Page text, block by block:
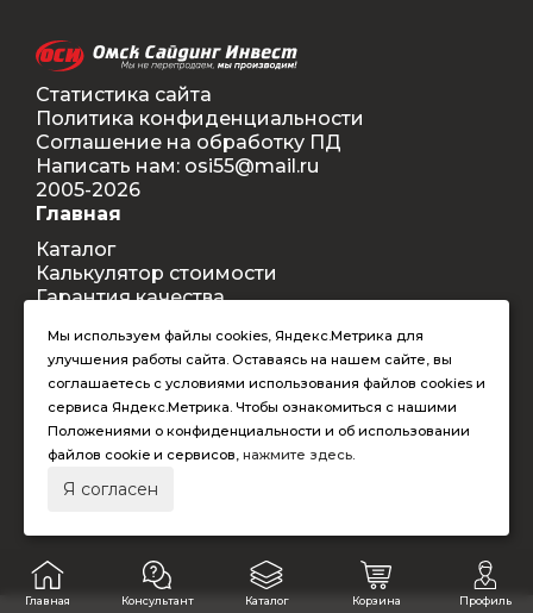
Статистика сайта
Политика конфиденциальности
Соглашение на обработку ПД
Написать нам: osi55@mail.ru
2005-2026
Главная
Каталог
Калькулятор стоимости
Гарантия качества
Контакты
Покупателям
Способы оплаты
Условия оформления заказа
Таблица допустимых размеров
Главная Консультант Каталог Корзина Профиль
Мы используем файлы cookies, Яндекс.Метрика для
улучшения работы сайта. Оставаясь на нашем сайте, вы
соглашаетесь с условиями использования файлов cookies и
сервиса Яндекс.Метрика. Чтобы ознакомиться с нашими
Положениями о конфиденциальности и об использовании
файлов cookie и сервисов, нажмите здесь.
Я согласен